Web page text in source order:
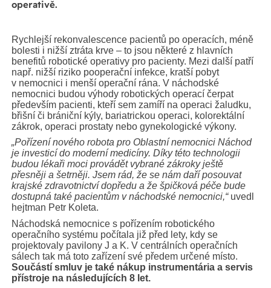
operativě.
Rychlejší rekonvalescence pacientů po operacích, méně
bolesti i nižší ztráta krve – to jsou některé z hlavních
benefitů robotické operativy pro pacienty. Mezi další patří
např. nižší riziko pooperační infekce, kratší pobyt
v nemocnici i menší operační rána. V náchodské
nemocnici budou výhody robotických operací čerpat
především pacienti, kteří sem zamíří na operaci žaludku,
břišní či brániční kýly, bariatrickou operaci, kolorektální
zákrok, operaci prostaty nebo gynekologické výkony.
„Pořízení nového robota pro Oblastní nemocnici Náchod
je investicí do moderní medicíny. Díky této technologii
budou lékaři moci provádět vybrané zákroky ještě
přesněji a šetrněji. Jsem rád, že se nám daří posouvat
krajské zdravotnictví dopředu a že špičková péče bude
dostupná také pacientům v náchodské nemocnici,“ uvedl
hejtman Petr Koleta.
Náchodská nemocnice s pořízením robotického
operačního systému počítala již před lety, kdy se
projektovaly pavilony J a K. V centrálních operačních
sálech tak má toto zařízení své předem určené místo.
Součástí smluv je také nákup instrumentária a servis
přístroje na následujících 8 let.